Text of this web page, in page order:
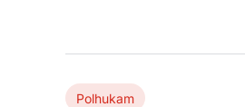
Polhukam